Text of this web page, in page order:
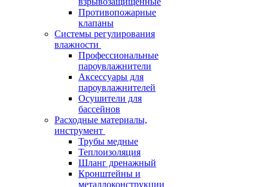
Противопожарные
клапаны
Системы регулирования
влажности
Профессиональные
пароувлажнители
Аксессуары для
пароувлажнителей
Осушители для
бассейнов
Расходные материалы,
инструмент
Трубы медные
Теплоизоляция
Шланг дренажный
Кронштейны и
металлоконструкции